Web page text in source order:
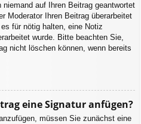
auf Ihren Beitrag geantwortet
Moderator Ihren Beitrag überarbeitet
für nötig halten, eine Notiz
wurde. Bitte beachten Sie,
nicht löschen können, wenn bereits
eine Signatur anfügen?
müssen Sie zunächst eine